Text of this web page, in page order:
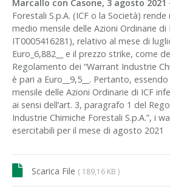
Marcallo con Casone, 3 agosto 2021
Forestali S.p.A. (ICF o la Società)
medio mensile delle Azioni Ordinarie di
IT0005416281), relativo al mese di
Euro_6,882__ e il prezzo strike, come
Regolamento dei “Warrant Industrie
è pari a Euro__9,5__. Pertanto,
mensile delle Azioni Ordinarie di ICF
ai sensi dell’art. 3, paragrafo 1 del
Industrie Chimiche Forestali S.p.A.”, i
esercitabili per il mese di agosto 2021
Scarica File ( 189,16 KB )